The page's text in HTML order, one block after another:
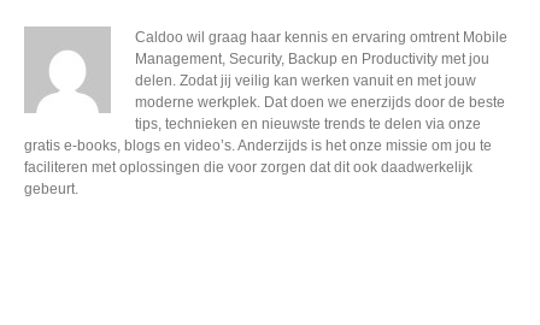
Caldoo wil graag haar kennis en ervaring omtrent Mobile
Management, Security, Backup en Productivity met jou
delen. Zodat jij veilig kan werken vanuit en met jouw
moderne werkplek. Dat doen we enerzijds door de beste
tips, technieken en nieuwste trends te delen via onze
gratis e-books, blogs en video’s. Anderzijds is het onze missie om jou te
faciliteren met oplossingen die voor zorgen dat dit ook daadwerkelijk
gebeurt.